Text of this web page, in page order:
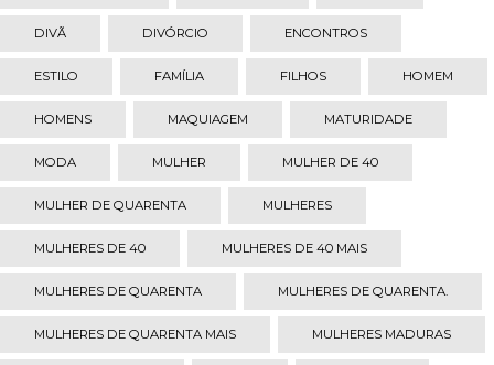
DIVÃ DIVÓRCIO ENCONTROS
ESTILO FAMÍLIA FILHOS HOMEM
HOMENS MAQUIAGEM MATURIDADE
MODA MULHER MULHER DE 40
MULHER DE QUARENTA MULHERES
MULHERES DE 40 MULHERES DE 40 MAIS
MULHERES DE QUARENTA MULHERES DE QUARENTA.
MULHERES DE QUARENTA MAIS MULHERES MADURAS